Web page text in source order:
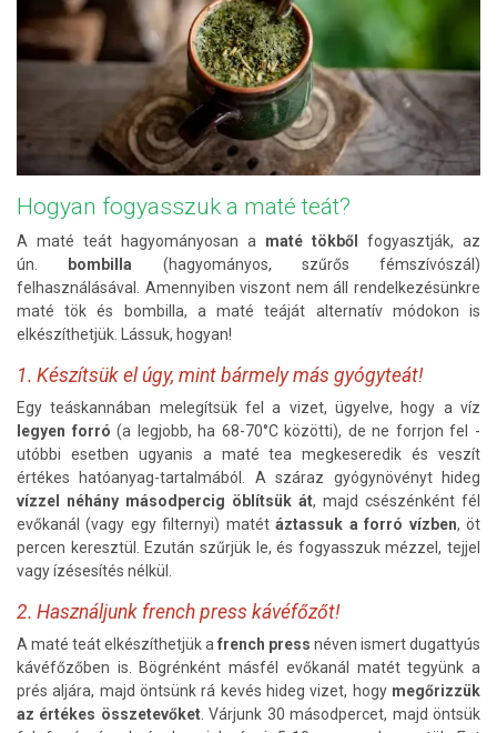
Hogyan fogyasszuk a maté teát?
A maté teát hagyományosan a maté tökből fogyasztják, az
ún.
bombilla (hagyományos, szűrős fémszívószál)
felhasználásával. Amennyiben viszont nem áll rendelkezésünkre
maté tök és bombilla, a maté teáját alternatív módokon is
elkészíthetjük. Lássuk, hogyan!
1. Készítsük el úgy, mint bármely más gyógyteát!
Egy teáskannában melegítsük fel a vizet, ügyelve, hogy a víz
legyen forró(a legjobb, ha 68-70°C közötti), de ne forrjon fel -
utóbbi esetben ugyanis a maté tea megkeseredik és veszít
értékes hatóanyag-tartalmából. A száraz gyógynövényt hideg
vízzel néhány másodpercig öblítsük át, majd csészénként fél
evőkanál (vagy egy filternyi) matétáztassuk a forró vízben, öt
percen keresztül. Ezután szűrjük le, és fogyasszuk mézzel, tejjel
vagy ízésesítés nélkül.
2. Használjunk french press kávéfőzőt!
A maté teát elkészíthetjük afrench press néven ismert dugattyús
kávéfőzőben is. Bögrénként másfél evőkanál matét tegyünk a
prés aljára, majd öntsünk rá kevés hideg vizet, hogymegőrizzük
az értékes összetevőket. Várjunk 30 másodpercet, majd öntsük